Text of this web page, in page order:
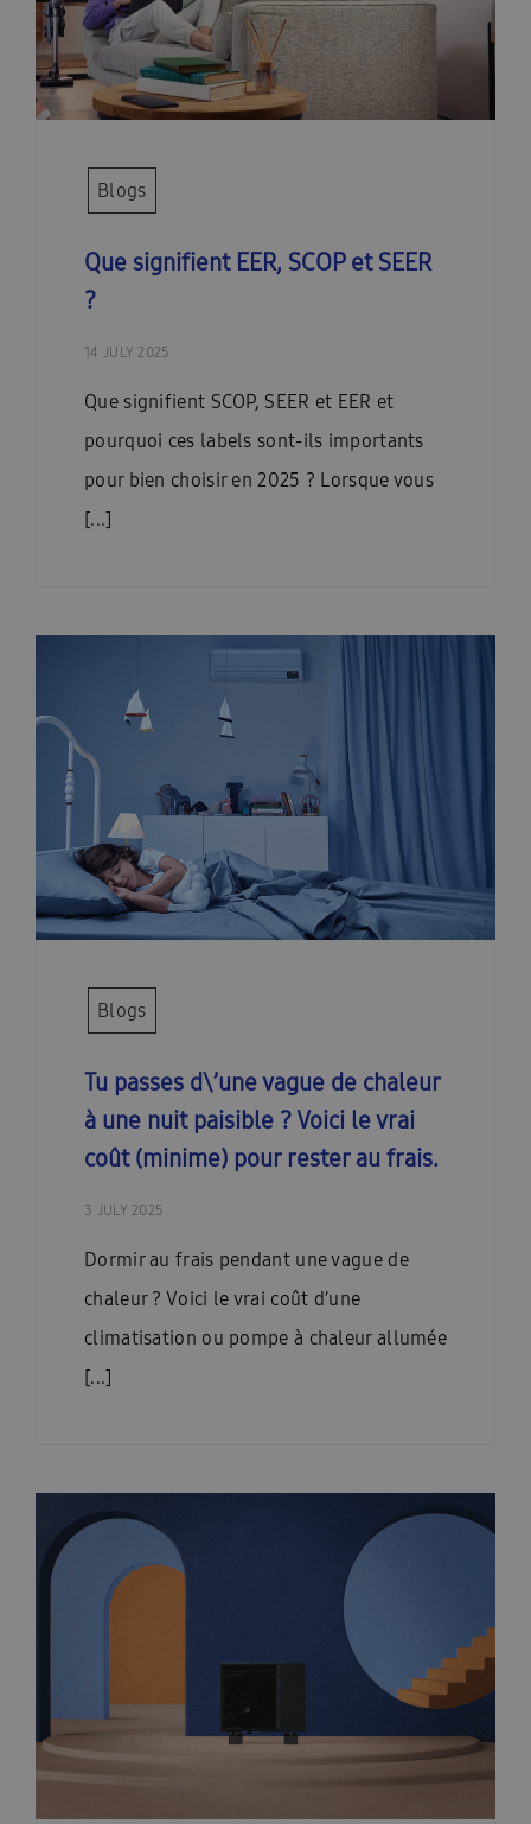
Blogs
Que signifient EER, SCOP et SEER
?
14 JULY 2025
Que signifient SCOP, SEER et EER et
pourquoi ces labels sont-ils importants
pour bien choisir en 2025 ? Lorsque vous
[...]
Blogs
Tu passes d\’une vague de chaleur
à une nuit paisible ? Voici le vrai
coût (minime) pour rester au frais.
3 JULY 2025
Dormir au frais pendant une vague de
chaleur ? Voici le vrai coût d’une
climatisation ou pompe à chaleur allumée
[...]